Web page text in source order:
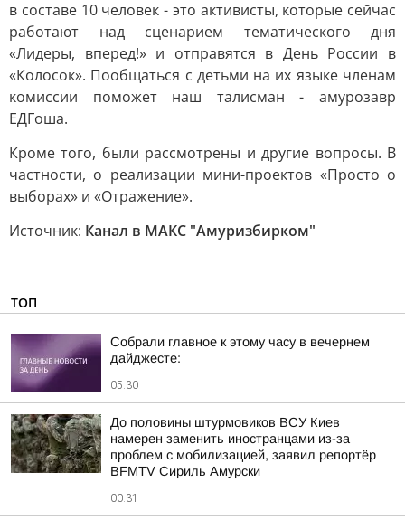
в составе 10 человек - это активисты, которые сейчас
работают над сценарием тематического дня
«Лидеры, вперед!» и отправятся в День России в
«Колосок». Пообщаться с детьми на их языке членам
комиссии поможет наш талисман - амурозавр
ЕДГоша.
Кроме того, были рассмотрены и другие вопросы. В
частности, о реализации мини-проектов «Просто о
выборах» и «Отражение».
Источник: Канал в МАКС "Амуризбирком"
ТОП
Собрали главное к этому часу в вечернем
дайджесте:
05:30
До половины штурмовиков ВСУ Киев
намерен заменить иностранцами из-за
проблем с мобилизацией, заявил репортёр
BFMTV Сириль Амурски
00:31